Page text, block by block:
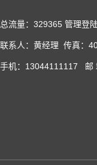
总流量：329365 管理登
联系人：黄经理 传真：
手机：13044111117 邮